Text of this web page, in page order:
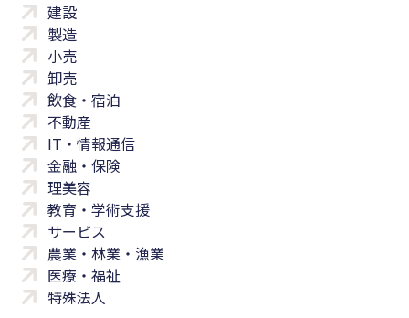
建設
製造
小売
卸売
飲食・宿泊
不動産
IT・情報通信
金融・保険
理美容
教育・学術支援
サービス
農業・林業・漁業
医療・福祉
特殊法人